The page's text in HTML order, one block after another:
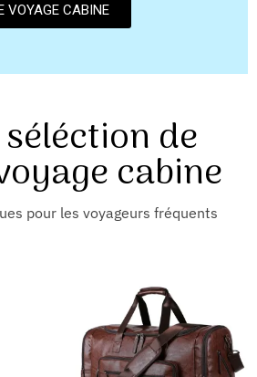
VOYAGE CABINE
de
cabine
pour les voyageurs fréquents